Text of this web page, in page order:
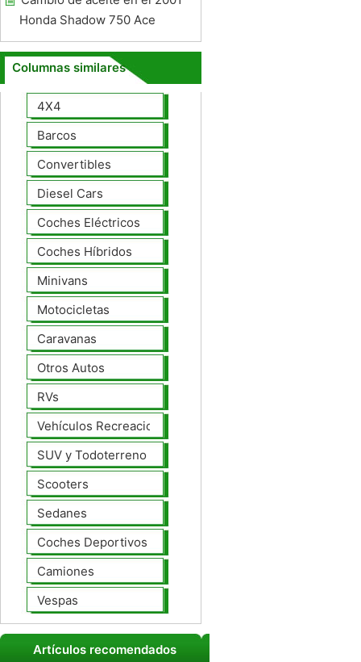
Honda Shadow 750 Ace
Columnas similares
4X4
Barcos
Convertibles
Diesel Cars
Coches Eléctricos
Coches Híbridos
Minivans
Motocicletas
Caravanas
Otros Autos
RVs
Vehículos Recreacionales
SUV y Todoterreno
Scooters
Sedanes
Coches Deportivos
Camiones
Vespas
Artículos recomendados